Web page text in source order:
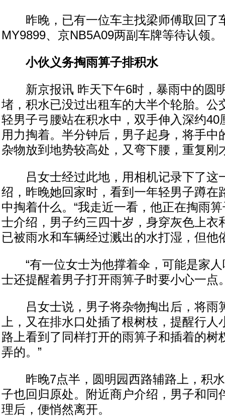
昨晚，已有一位车主找梁师傅取回了
MY9899、京NB5A09两副车牌等待认领。
小伙义务掏雨箅子排积水
新京报讯 昨天下午6时，暴雨中的圆
堵，积水已没过出租车的大半个轮胎。公
轻男子弓腰站在积水中，双手伸入深约40
用力掏着。半分钟后，男子起身，将手中
杂物放到地势较高处，又弯下腰，重复刚
吕女士经过此地，用相机记录下了这
绍，昨晚她回家时，看到一年轻男子蹲在
中掏着什么。“我走近一看，他正在掏雨
士介绍，男子约三四十岁，身穿灰色上衣
已被雨水和车辆经过溅出的水打湿，但他
“有一位女士为他撑着伞，可能是家人
士还提醒着男子打开雨箅子时要小心一点
吕女士说，男子将杂物掏出后，将雨
上，又在排水口处插了根树枝，提醒行人
路上看到了同样打开的雨箅子和插着的树
弄的。”
昨晚7点半，圆明园西路辅路上，积水
子也回归原处。附近商户介绍，男子和同
理后，便悄然离开。